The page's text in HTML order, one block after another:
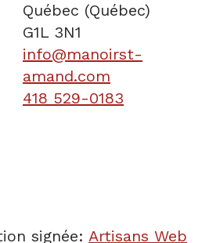
Québec (Québec)
G1L 3N1
info@manoirst-
amand.com
418 529-0183
signée: Artisans Web